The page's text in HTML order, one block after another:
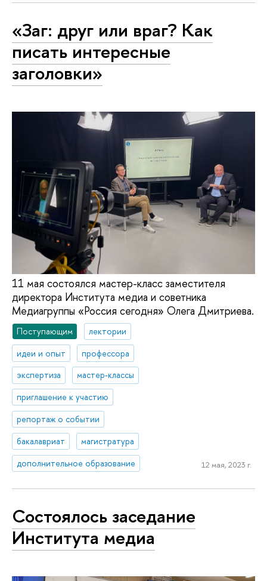
«Заг: друг или враг? Как
писать интересные
заголовки»
11 мая состоялся мастер-класс заместителя
директора Института медиа и советника
Медиагруппы «Россия сегодня» Олега Дмитриева.
Поступающим
лектории
идеи и опыт
профессора
экспертиза
мастер-классы
приглашение к участию
репортаж о событии
бакалавриат
магистратура
дополнительное образование
12 мая, 2023 г.
Состоялось заседание
Института медиа